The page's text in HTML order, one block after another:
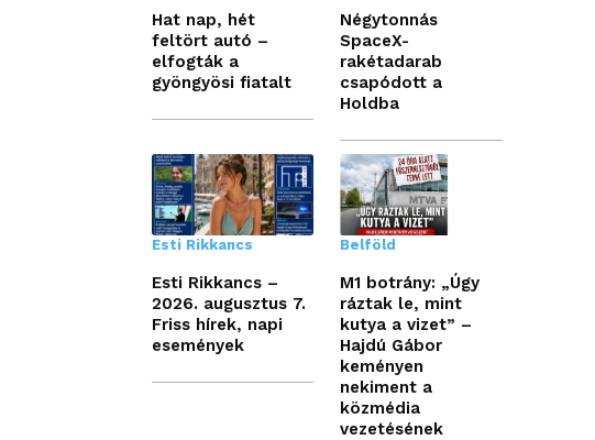
Hat nap, hét
feltört autó –
elfogták a
gyöngyösi fiatalt
Négytonnás
SpaceX-
rakétadarab
csapódott a
Holdba
Esti Rikkancs
Esti Rikkancs –
2026. augusztus 7.
Friss hírek, napi
események
Belföld
M1 botrány: „Úgy
ráztak le, mint
kutya a vizet” –
Hajdú Gábor
keményen
nekiment a
közmédia
vezetésének